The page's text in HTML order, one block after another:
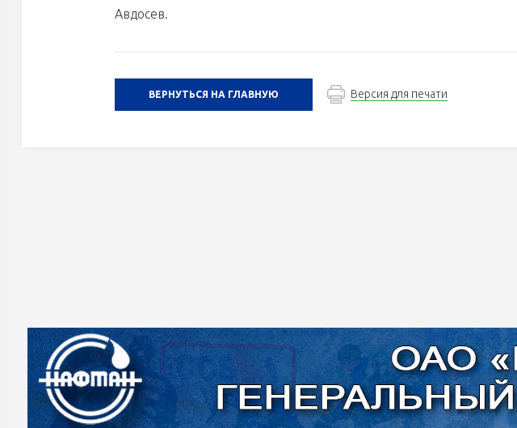
Авдосев.
ВЕРНУТЬСЯ НА ГЛАВНУЮ Версия для печати